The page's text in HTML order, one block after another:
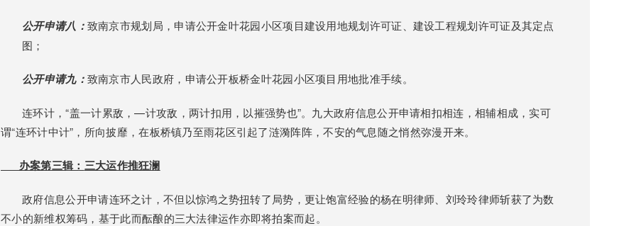
公开申请八：致南京市规划局，申请公开金叶花园小区项目建设用地规划许可证、建设工程规划许可证及其定点
图；
公开申请九：致南京市人民政府，申请公开板桥金叶花园小区项目用地批准手续。
连环计，“盖一计累敌，—计攻敌，两计扣用，以摧强势也”。九大政府信息公开申请相扣相连，相辅相成，实可
谓“连环计中计”，所向披靡，在板桥镇乃至雨花区引起了涟漪阵阵，不安的气息随之悄然弥漫开来。
办案第三辑： 三大运作推狂澜
政府信息公开申请连环之计，不但以惊鸿之势扭转了局势，更让饱富经验的杨在明律师、刘玲玲律师斩获了为数
不小的新维权筹码，基于此而酝酿的三大法律运作亦即将拍案而起。